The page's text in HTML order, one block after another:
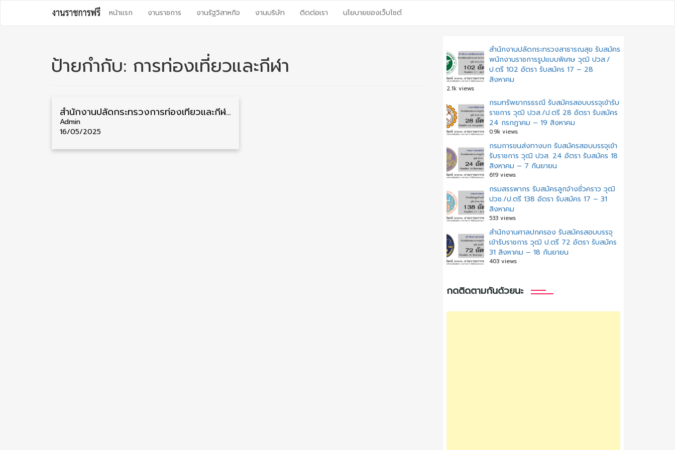
content
หน้าแรก งานราชการ งานรัฐวิสาหกิจ งานบริษัท ติดต่อเรา นโยบายของเว็บไซต์
ป้ายกำกับ: การท่องเที่ยวและกีฬา
สำนักงานปลัดกระทรวงการท่องเที่ยวและกีฬา รับสมัครคัดเลือกพนักงานราชการ วุฒิ ป.ตรี ทุกสาขา 39 อัตรา รับสมัคร 26 พฤษภาคม – 6 มิถุนายน
Admin
16/05/2025
สำนักงานปลัดกระทรวงสาธารณสุข รับสมัคร
พนักงานราชการรูปแบบพิเศษ วุฒิ ปวส./
ป.ตรี 102 อัตรา รับสมัคร 17 – 28
สิงหาคม
2.1k views
กรมทรัพยากรธรณี รับสมัครสอบบรรจุเข้ารับ
ราชการ วุฒิ ปวส./ป.ตรี 28 อัตรา รับสมัคร
24 กรกฎาคม – 19 สิงหาคม
0.9k views
กรมการขนส่งทางบก รับสมัครสอบบรรจุเข้า
รับราชการ วุฒิ ปวส. 24 อัตรา รับสมัคร 18
สิงหาคม – 7 กันยายน
619 views
กรมสรรพากร รับสมัครลูกจ้างชั่วคราว วุฒิ
ปวช./ป.ตรี 138 อัตรา รับสมัคร 17 – 31
สิงหาคม
533 views
สํานักงานศาลปกครอง รับสมัครสอบบรรจุ
เข้ารับราชการ วุฒิ ป.ตรี 72 อัตรา รับสมัคร
31 สิงหาคม – 18 กันยายน
403 views
กดติดตามกันด้วยนะ